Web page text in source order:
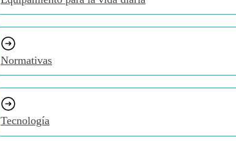
Normativas
Tecnología